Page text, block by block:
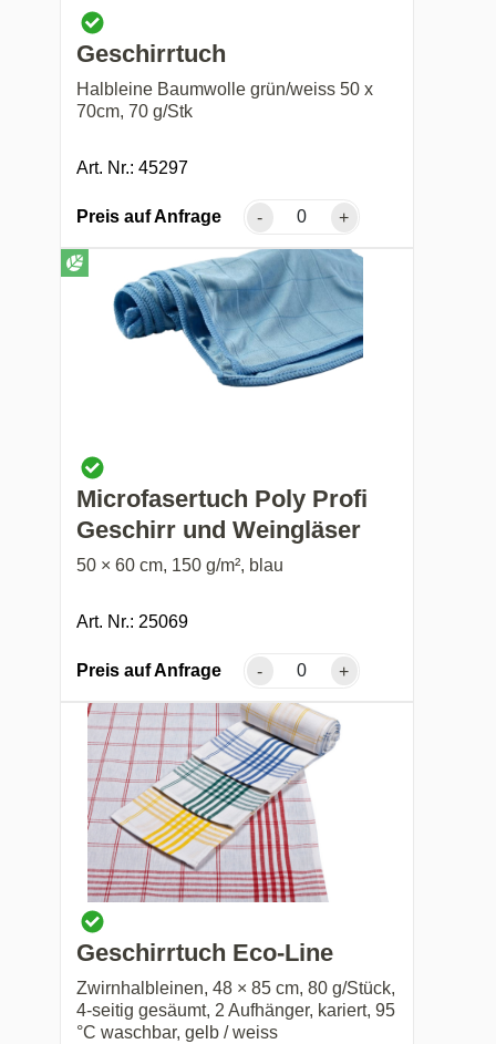
Geschirrtuch
Halbleine Baumwolle grün/weiss 50 x
70cm, 70 g/Stk
Art. Nr.: 45297
Preis auf Anfrage - +
Microfasertuch Poly Profi
Geschirr und Weingläser
50 × 60 cm, 150 g/m², blau
Art. Nr.: 25069
Preis auf Anfrage - +
Geschirrtuch Eco-Line
Zwirnhalbleinen, 48 × 85 cm, 80 g/Stück,
4-seitig gesäumt, 2 Aufhänger, kariert, 95
°C waschbar, gelb / weiss